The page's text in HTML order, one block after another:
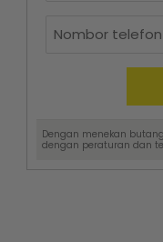
Dengan menekan
dengan peraturan dan